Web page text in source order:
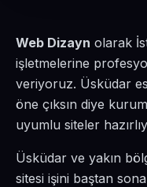
Web Dizayn olarak
işletmelerine
veriyoruz. Üsküdar
öne çıksın diye
uyumlu siteler
Üsküdar ve yakın
sitesi işini baştan